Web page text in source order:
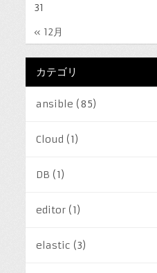
« 12月
31
カテゴリ
ansible (85)
Cloud (1)
DB (1)
editor (1)
elastic (3)